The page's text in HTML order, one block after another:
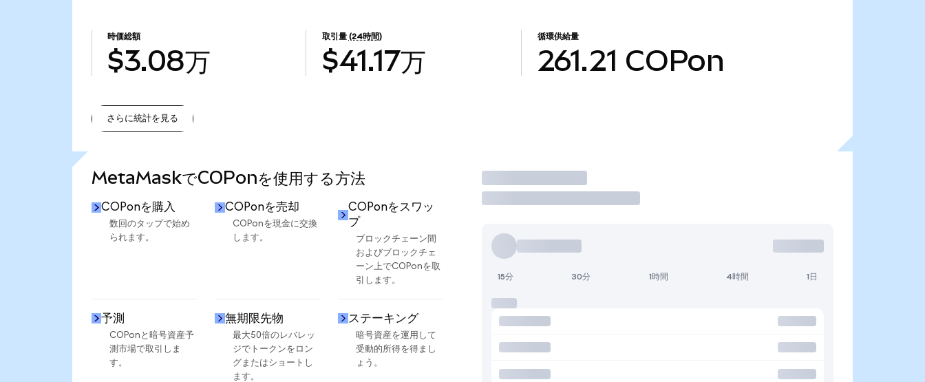
時価総額
$3.08万
取引量 (24時間)
$41.17万
循環供給量
261.21 COPon
さらに統計を見る
MetaMaskでCOPonを使用する方法
COPonを購入
数回のタップで始め
られます。
COPonを売却
COPonを現金に交換
します。
COPonをスワッ
プ
ブロックチェーン間
およびブロックチェ
ーン上でCOPonを取
引します。
予測
COPonと暗号資産予
測市場で取引しま
す。
無期限先物
最大50倍のレバレッ
ジでトークンをロン
グまたはショートし
ます。
ステーキング
暗号資産を運用して
受動的所得を得まし
ょう。
取引
15分 30分 1時間 4時間 1日